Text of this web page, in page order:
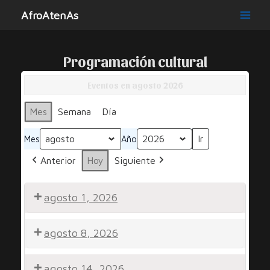
AfroAtenAs
Programación cultural
Mes Semana Día
Mes Año
Anterior Hoy Siguiente
agosto 1, 2026
por
Diversidad
agosto 8, 2026